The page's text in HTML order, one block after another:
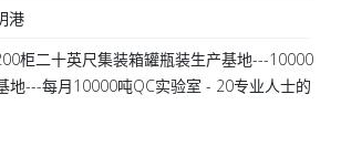
港
柜二十英尺集装箱罐瓶装生产基地---10000
地---每月10000吨QC实验室 - 20专业人士的